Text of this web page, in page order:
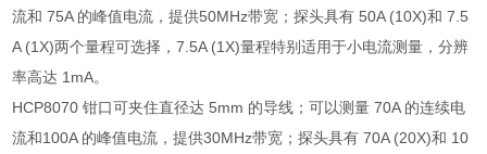
流和 75A 的峰值电流，提供50MHz带宽；探头具有 50A (10X)和 7.5
A (1X)两个量程可选择，7.5A (1X)量程特别适用于小电流测量，分辨
率高达 1mA。
HCP8070钳口可夹住直径达 5mm 的导线；可以测量 70A 的连续电
流和100A 的峰值电流，提供30MHz带宽；探头具有 70A (20X)和 10